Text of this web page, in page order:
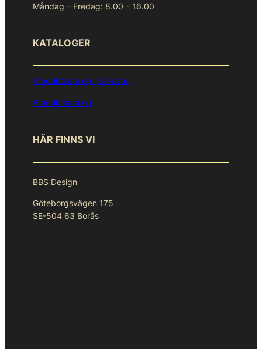
Måndag – Fredag: 8.00 – 16.00
KATALOGER
Produktkatalog (Senaste)
Produktkatalog
HÄR FINNS VI
BBS Design
Göteborgsvägen 175
SE-504 63 Borås